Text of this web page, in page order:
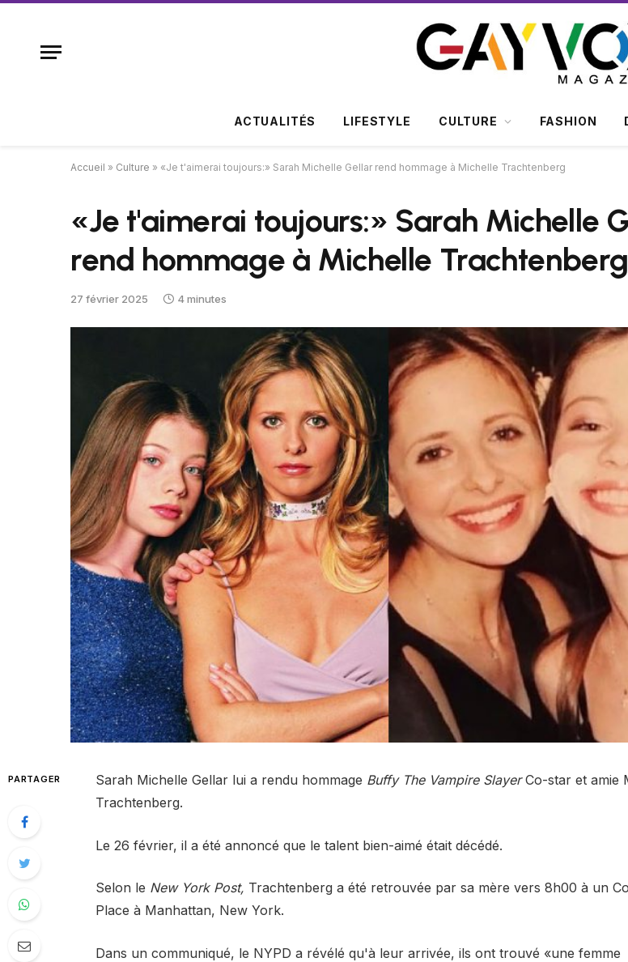
ACTUALITÉS LIFESTYLE CULTURE FASHION
Accueil » Culture » «Je t'aimerai toujours:» Sarah Michelle Gellar rend hommage à Michelle Trachtenberg
«Je t'aimerai toujours:» Sarah Michelle
rend hommage à Michelle Trachtenberg
27 février 2025 4 minutes
PARTAGER Sarah Michelle Gellar lui a rendu hommage Buffy The Vampire SlayerCo-star et amie
Trachtenberg.
Le 26 février, il a été annoncé que le talent bien-aimé était décédé.
Selon le New York Post, Trachtenberg a été retrouvée par sa mère vers 8h00 à un
Place à Manhattan, New York.
Dans un communiqué, le NYPD a révélé qu'à leur arrivée, ils ont trouvé «une femme